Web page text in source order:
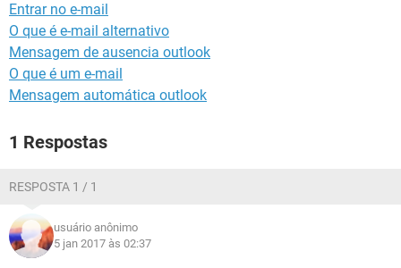
Entrar no e-mail
O que é e-mail alternativo
Mensagem de ausencia outlook
O que é um e-mail
Mensagem automática outlook
1 Respostas
RESPOSTA 1 / 1
usuário anônimo
5 jan 2017 às 02:37